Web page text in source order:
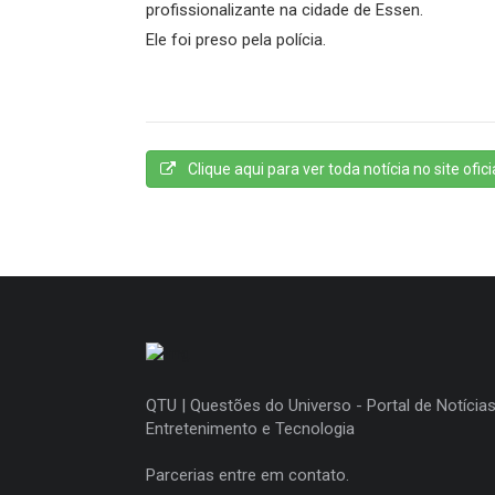
profissionalizante na cidade de Essen.
Ele foi preso pela polícia.
Clique aqui para ver toda notícia no site
QTU | Questões do Universo - Portal de
Entretenimento e Tecnologia
Parcerias entre em contato.